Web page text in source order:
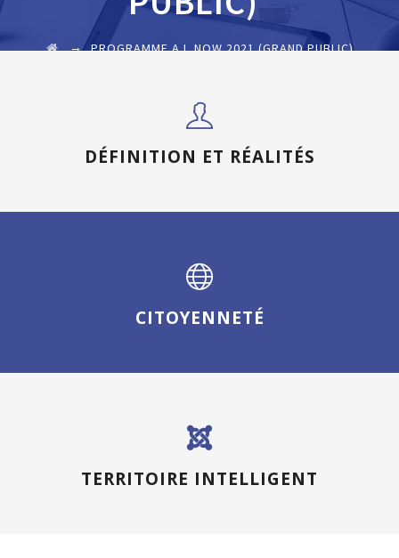
→PROGRAMME A.I_NOW 2021 (GRAND PUBLIC)
DÉFINITION ET RÉALITÉS
CITOYENNETÉ
TERRITOIRE INTELLIGENT